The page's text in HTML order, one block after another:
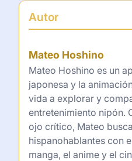
Autor
Mateo Hoshino
Mateo Hoshino es un
japonesa y la
vida a explorar y
entretenimiento nipón.
ojo crítico, Mateo
hispanohablantes con
manga, el anime y el